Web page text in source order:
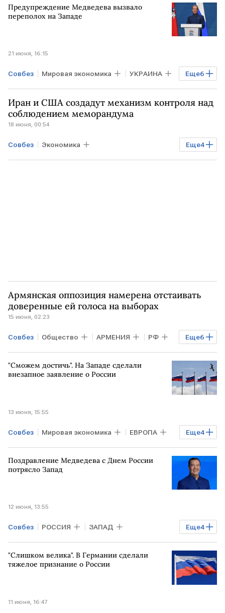
ФИНЛЯНДИЯ Дмитрий Медведев
Предупреждение Медведева вызвало
переполох на Западе
21 июня, 16:15
Еще6
Совбез Мировая экономика УКРАИНА
ЗАПАД Общество Киев
Андрей Воробьев Дмитрий Медведев
ВСУ
Иран и США создадут механизм контроля над
соблюдением меморандума
18 июня, 00:54
Еще4
Совбез Экономика
Мировая экономика ИРАН США
Армянская оппозиция намерена отстаивать
доверенные ей голоса на выборах
15 июня, 02:23
Еще6
Совбез Общество АРМЕНИЯ РФ
Ереван Никол Пашинян
Дмитрий Медведев Мария Захарова
"Сможем достичь". На Западе сделали
внезапное заявление о России
13 июня, 15:55
Еще4
Совбез Мировая экономика ЕВРОПА
ЗАПАД ГЕРМАНИЯ
Владимир Путин
Поздравление Медведева с Днем России
потрясло Запад
12 июня, 13:55
Еще4
Совбез РОССИЯ ЗАПАД
ГЕРМАНИЯ Дмитрий Медведев
Владимир Путин Урсула фон дер Ляйен
"Слишком велика". В Германии сделали
тяжелое признание о России
11 июня, 16:47